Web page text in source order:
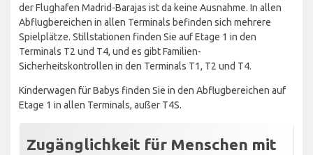
der Flughafen Madrid-Barajas ist da keine Ausnahme. In allen
Abflugbereichen in allen Terminals befinden sich mehrere
Spielplätze. Stillstationen finden Sie auf Etage 1 in den
Terminals T2 und T4, und es gibt Familien-
Sicherheitskontrollen in den Terminals T1, T2 und T4.
Kinderwagen für Babys finden Sie in den Abflugbereichen auf
Etage 1 in allen Terminals, außer T4S.
Zugänglichkeit für Menschen mit